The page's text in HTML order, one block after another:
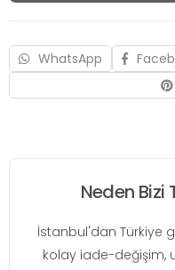
WhatsApp
Neden Bizi
İstanbul'dan Türkiye
kolay iade-değişim,